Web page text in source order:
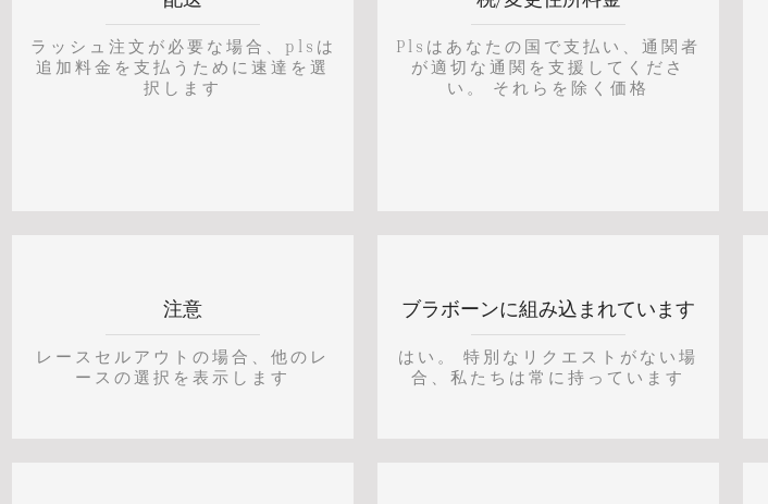
ラッシュ注文が必要な場合、plsは
追加料金を支払うために速達を選
択します
Plsはあなたの国で支払い、通関者
が適切な通関を支援してくださ
い。 それらを除く価格
注意
レースセルアウトの場合、他のレ
ースの選択を表示します
ブラボーンに組み込まれています
はい。 特別なリクエストがない場
合、私たちは常に持っています